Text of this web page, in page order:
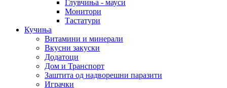
Глувчиња - мауси
Монитори
Тастатури
Кучиња
Витамини и минерали
Вкусни закуски
Додатоци
Дом и Транспорт
Заштита од надворешни паразити
Играчки